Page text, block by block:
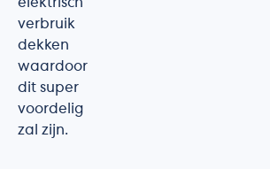
verbruik
dekken
waardoor
dit super
voordelig
zal zijn.